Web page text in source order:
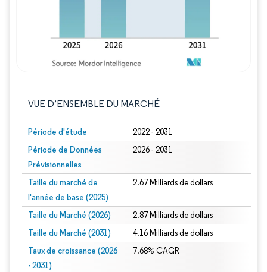
VUE D’ENSEMBLE DU MARCHÉ
Période d'étude 2022 - 2031
Période de Données
Prévisionnelles
2026 - 2031
Taille du marché de
l'année de base (2025)
2.67 Milliards de dollars
Taille du Marché (2026) 2.87 Milliards de dollars
Taille du Marché (2031) 4.16 Milliards de dollars
Taux de croissance (2026
- 2031)
7.68% CAGR